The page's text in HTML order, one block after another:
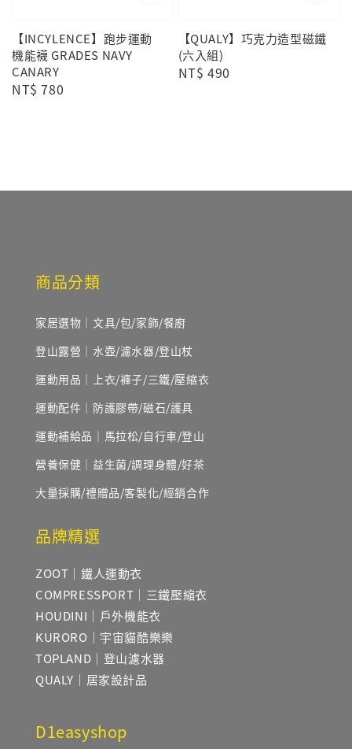
【INCYLENCE】跑步運動
機能襪 GRADES NAVY
CANARY
Regular
NT$ 780
【QUALY】巧克力造型磁鐵
(六入組)
Regular
NT$ 490
商品分類
家居選物｜文具/包/家飾/餐廚
登山露營｜水壺/濾水器/登山杖
運動用品｜上衣/褲子/三鐵/壓縮衣
運動配件｜防護膠帶/磁石/護具
運動補給品｜馬拉松/自行車/登山
營養保健｜益生菌/調理身體/好茶
大量採購/禮贈品/客製化/經銷合作
品牌精選
ZOOT｜鐵人運動衣
COMPRESSPORT｜三鐵壓縮衣
HOUDINI｜戶外機能衣
KURORO｜宇宙貓酷樂樂
TOPLAND｜登山濾水器
QUALY｜居家設計品
D1easyshop